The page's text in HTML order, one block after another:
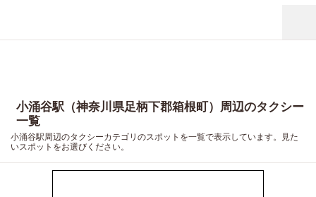
小涌谷駅（神奈川県足柄下郡箱根町）周辺のタクシー
一覧
小涌谷駅周辺のタクシーカテゴリのスポットを一覧で表示しています。見た
いスポットをお選びください。